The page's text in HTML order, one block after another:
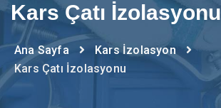
Kars Çatı İzolasyonu
Ana Sayfa
Kars İzolasyon
Kars Çatı İzolasyonu